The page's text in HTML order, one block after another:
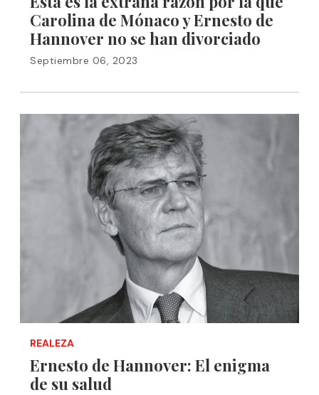
Carolina de Mónaco y Ernesto de
Hannover no se han divorciado
Septiembre 06, 2023
REALEZA
Ernesto de Hannover: El enigma
de su salud